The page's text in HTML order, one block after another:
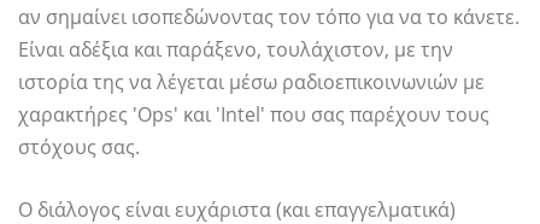
αν σημαίνει ισοπεδώνοντας τον τόπο για να το κάνετε.
Είναι αδέξια και παράξενο, τουλάχιστον, με την
ιστορία της να λέγεται μέσω ραδιοεπικοινωνιών με
χαρακτήρες 'Ops' και 'Intel' που σας παρέχουν τους
στόχους σας.
Ο διάλογος είναι ευχάριστα (και επαγγελματικά)